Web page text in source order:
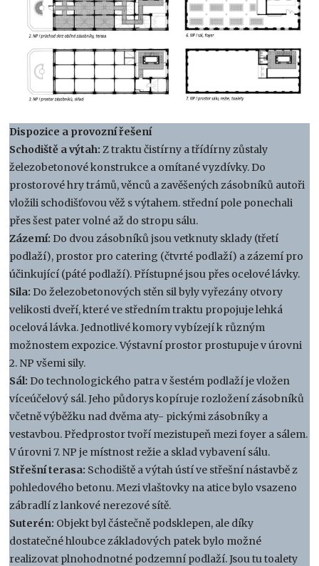
Dispozice a provozní řešení
Schodiště a výtah: Z traktu čistírny a třídírny zůstaly
železobetonové konstrukce a omítané vyzdívky. Do
prostorové hry trámů, věnců a zavěšených zásobníků autoři
vložili schodišťovou věž s výtahem. střední pole ponechali
přes šest pater volné až do stropu sálu.
Zázemí: Do dvou zásobníků jsou vetknuty sklady (třetí
podlaží), prostor pro catering (čtvrté podlaží) a zázemí pro
účinkující (páté podlaží). Přístupné jsou přes ocelové lávky.
Sila: Do železobetonových stěn sil byly vyřezány otvory
velikosti dveří, které ve středním traktu propojuje lehká
ocelová lávka. Jednotlivé komory vybízejí k různým
možnostem expozice. Výstavní prostor prostupuje v úrovni
2. NP všemi sily.
Sál: Do technologického patra v šestém podlaží je vložen
víceúčelový sál. Jeho půdorys kopíruje rozložení zásobníků
včetně výběžku nad dvěma aty- pickými zásobníky a
vestavbou. Předprostor tvoří mezistupeň mezi foyer a sálem.
V úrovni 7. NP je místnost režie a sklad vybavení sálu.
Střešní terasa: Schodiště a výtah ústí ve střešní nástavbě z
pohledového betonu. Mezi vlaštovky na atice bylo vsazeno
zábradlí z lankové nerezové sítě.
Suterén: Objekt byl částečně podsklepen, ale díky
dostatečné hloubce základových patek bylo možné
realizovat plnohodnotné podzemní podlaží. Jsou tu toalety